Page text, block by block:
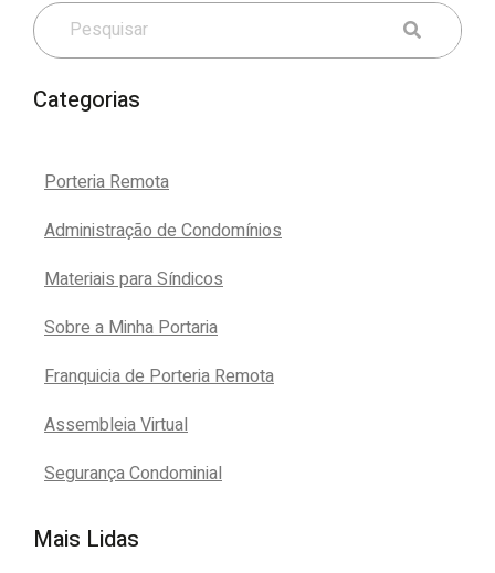
Categorias
Porteria Remota
Administração de Condomínios
Materiais para Síndicos
Sobre a Minha Portaria
Franquicia de Porteria Remota
Assembleia Virtual
Segurança Condominial
Mais Lidas